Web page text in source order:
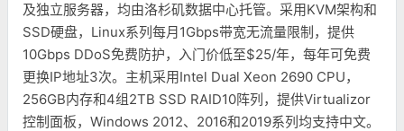
及独立服务器，均由洛杉矶数据中心托管。采用KVM架构和
SSD硬盘，Linux系列每月1Gbps带宽无流量限制，提供
10Gbps DDoS免费防护，入门价低至$25/年，每年可免费
更换IP地址3次。主机采用Intel Dual Xeon 2690 CPU，
256GB内存和4组2TB SSD RAID10阵列，提供Virtualizor
控制面板，Windows 2012、2016和2019系列均支持中文。